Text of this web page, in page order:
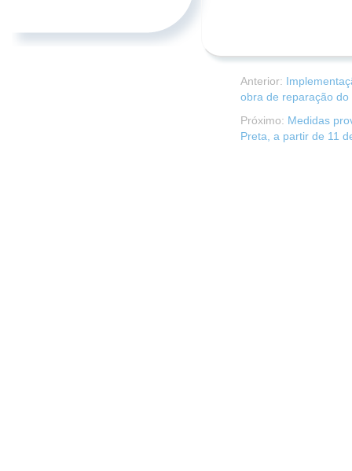
Anterior:
obra de reparação
Próximo: Medidas
Preta, a partir de 11